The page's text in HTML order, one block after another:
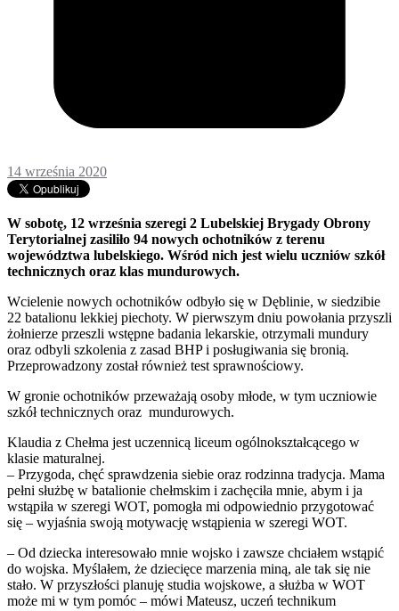
14 września 2020
W sobotę, 12 września szeregi 2 Lubelskiej Brygady Obrony
Terytorialnej zasiliło 94 nowych ochotników z terenu
województwa lubelskiego. Wśród nich jest wielu uczniów szkół
technicznych oraz klas mundurowych.
Wcielenie nowych ochotników odbyło się w Dęblinie, w siedzibie
22 batalionu lekkiej piechoty. W pierwszym dniu powołania przyszli
żołnierze przeszli wstępne badania lekarskie, otrzymali mundury
oraz odbyli szkolenia z zasad BHP i posługiwania się bronią.
Przeprowadzony został również test sprawnościowy.
W gronie ochotników przeważają osoby młode, w tym uczniowie
szkół technicznych oraz mundurowych.
Klaudia z Chełma jest uczennicą liceum ogólnokształcącego w
klasie maturalnej.
– Przygoda, chęć sprawdzenia siebie oraz rodzinna tradycja. Mama
pełni służbę w batalionie chełmskim i zachęciła mnie, abym i ja
wstąpiła w szeregi WOT, pomogła mi odpowiednio przygotować
się – wyjaśnia swoją motywację wstąpienia w szeregi WOT.
– Od dziecka interesowało mnie wojsko i zawsze chciałem wstąpić
do wojska. Myślałem, że dziecięce marzenia miną, ale tak się nie
stało. W przyszłości planuję studia wojskowe, a służba w WOT
może mi w tym pomóc – mówi Mateusz, uczeń technikum